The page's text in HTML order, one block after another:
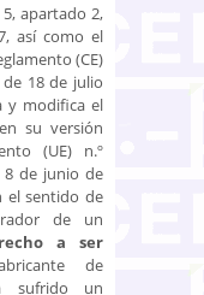
apartado 2,
así como el
(CE)
de 18 de julio
y modifica el
su versión
(UE) n.º
8 de junio de
el sentido de
de un
a ser
de
sufrido un